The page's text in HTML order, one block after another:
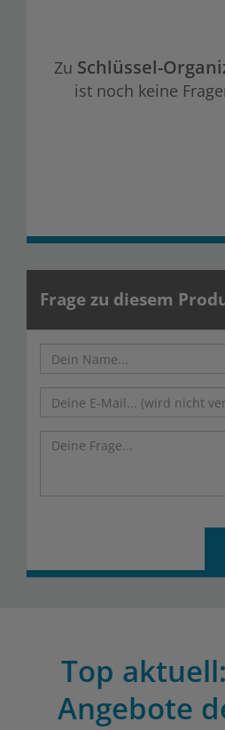
Zu Schlüssel-
ist noch keine
Frage zu diesem
Top
Angebote